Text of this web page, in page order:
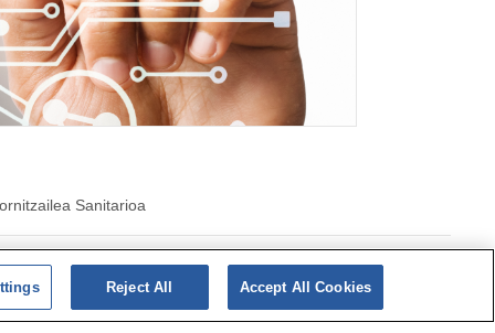
Sanitarioa
cookieen Politika
Reject All Accept All Cookies